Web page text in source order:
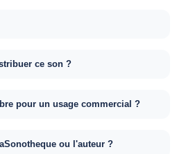
ce son ?
pour un usage commercial ?
ou l'auteur ?